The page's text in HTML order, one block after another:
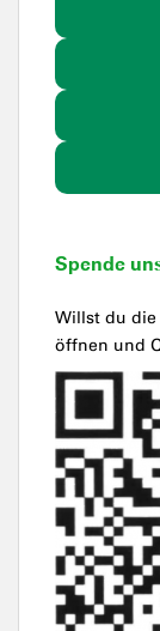
Spende
Willst du die
öffnen und